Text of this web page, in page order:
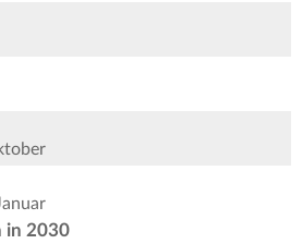
in 2030